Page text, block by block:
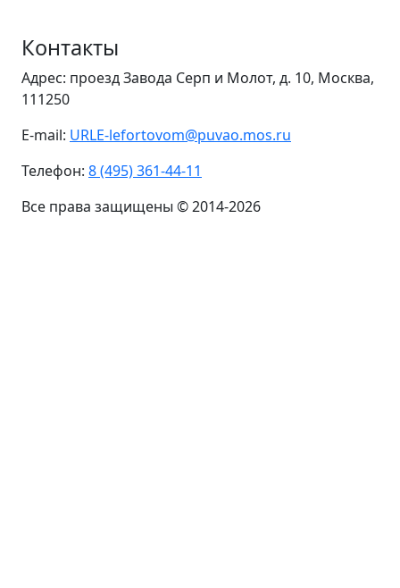
Контакты
Адрес: проезд Завода Серп и Молот, д. 10, Москва,
111250
E-mail: URLE-lefortovom@puvao.mos.ru
Телефон: 8 (495) 361-44-11
Все права защищены © 2014-2026